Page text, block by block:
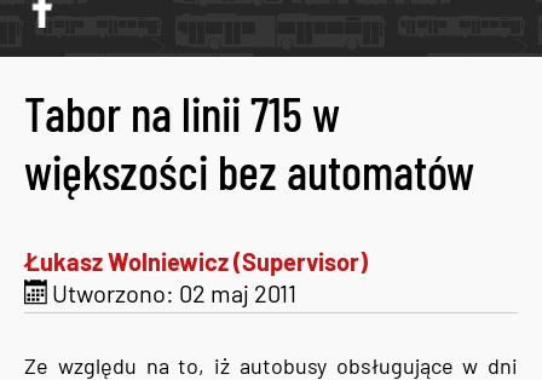
Tabor na linii 715 w
większości bez automatów
Łukasz Wolniewicz (Supervisor)
Utworzono: 02 maj 2011
Ze względu na to, iż autobusy obsługujące w dni